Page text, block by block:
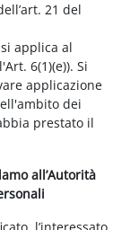
21 del
applica al
6(1)(e)). Si
applicazione
dei
prestato il
all’Autorità